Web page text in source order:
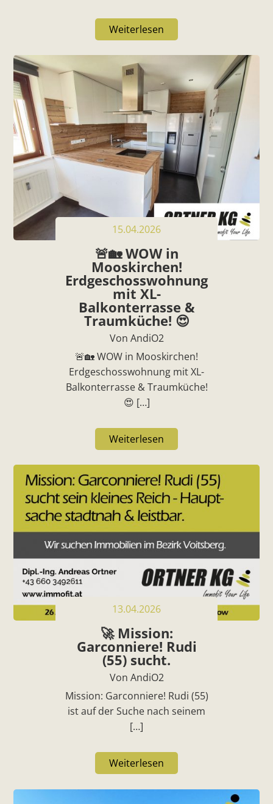
Weiterlesen
15.04.2026
🚨🏡 WOW in
Mooskirchen!
Erdgeschosswohnung
mit XL-
Balkonterrasse &
Traumküche! 😍
Von AndiO2
🚨🏡 WOW in Mooskirchen!
Erdgeschosswohnung mit XL-
Balkonterrasse & Traumküche!
😍 […]
Weiterlesen
13.04.2026
🚀 Mission:
Garconniere! Rudi
(55) sucht.
Von AndiO2
Mission: Garconniere! Rudi (55)
ist auf der Suche nach seinem
[…]
Weiterlesen